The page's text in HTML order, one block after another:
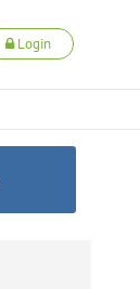
Login